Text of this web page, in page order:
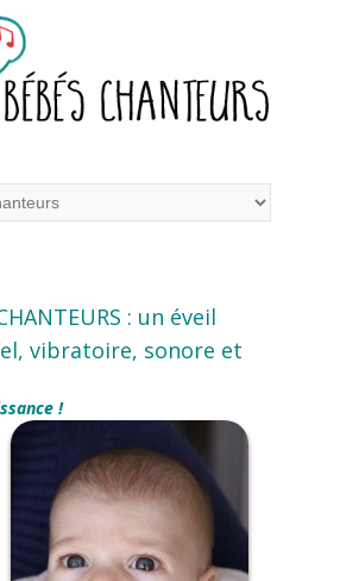
: un éveil
vibratoire, sonore et
!